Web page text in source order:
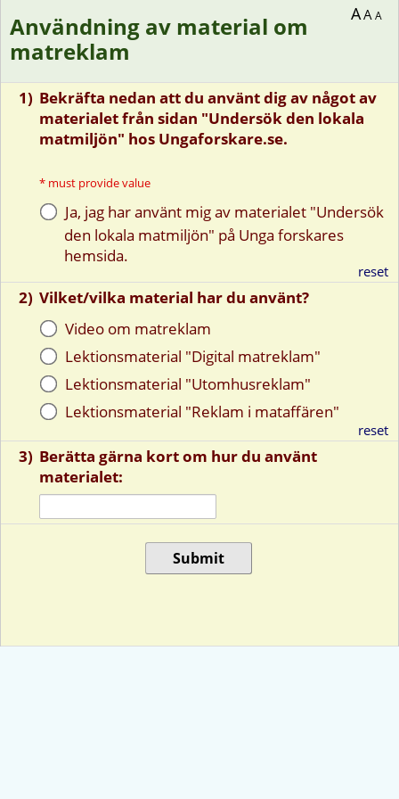
Användning av material om
matreklam
AAA
1) Bekräfta nedan att du använt dig av något av
materialet från sidan "Undersök den lokala
matmiljön" hos Ungaforskare.se.
* must provide value
Ja, jag har använt mig av materialet "Undersök
den lokala matmiljön" på Unga forskares
hemsida.
reset
2) Vilket/vilka material har du använt?
Video om matreklam
Lektionsmaterial "Digital matreklam"
Lektionsmaterial "Utomhusreklam"
Lektionsmaterial "Reklam i mataffären"
reset
3) Berätta gärna kort om hur du använt
materialet:
Submit